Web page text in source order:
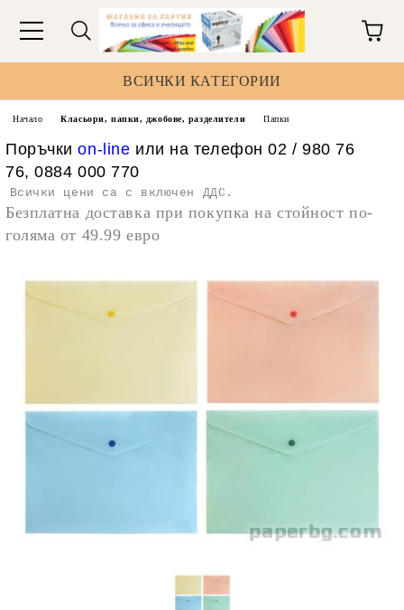
ВСИЧКИ КАТЕГОРИИ
Начало Класьори, папки, джобове, разделители Папки
Поръчкиon-line или на телефон 02 / 980 76
76, 0884 000 770
Всички цени са с включен ДДС.
Безплатна доставка при покупка на стойност по-
голяма от 49.99 евро